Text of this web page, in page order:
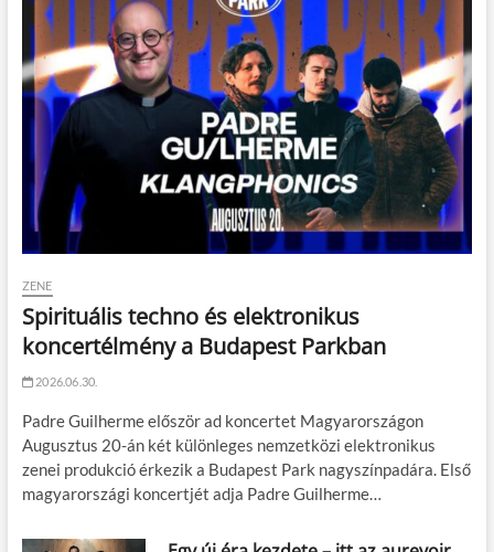
ZENE
Spirituális techno és elektronikus
koncertélmény a Budapest Parkban
2026.06.30.
Padre Guilherme először ad koncertet Magyarországon
Augusztus 20-án két különleges nemzetközi elektronikus
zenei produkció érkezik a Budapest Park nagyszínpadára. Első
magyarországi koncertjét adja Padre Guilherme…